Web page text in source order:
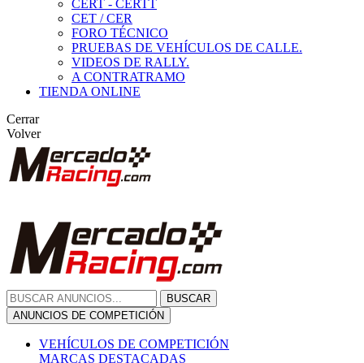
CERT - CERTT
CET / CER
FORO TÉCNICO
PRUEBAS DE VEHÍCULOS DE CALLE.
VIDEOS DE RALLY.
A CONTRATRAMO
TIENDA ONLINE
Cerrar
Volver
BUSCAR
ANUNCIOS DE COMPETICIÓN
VEHÍCULOS DE COMPETICIÓN
MARCAS DESTACADAS
Peugeot